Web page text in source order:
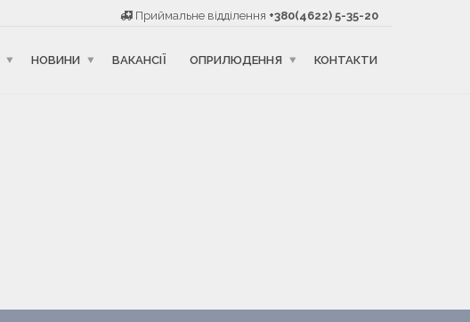
Приймальне відділення +380(4622) 5-35-20
НОВИНИ ВАКАНСІЇ ОПРИЛЮДЕННЯ КОНТАКТИ